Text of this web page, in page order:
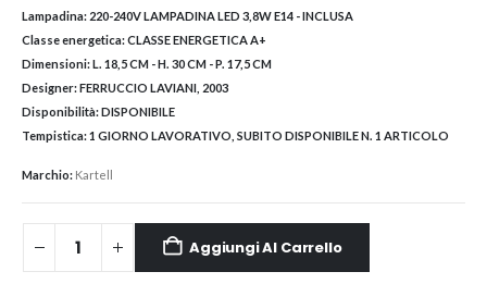
Lampadina: 220-240V LAMPADINA LED 3,8W E14 - INCLUSA
Classe energetica:CLASSE ENERGETICA A+
Dimensioni:L. 18,5 CM - H. 30 CM - P. 17,5 CM
Designer:FERRUCCIO LAVIANI, 2003
Disponibilità:DISPONIBILE
Tempistica:1 GIORNO LAVORATIVO, SUBITO DISPONIBILE N. 1 ARTICOLO
Marchio: Kartell
Aggiungi Al Carrello